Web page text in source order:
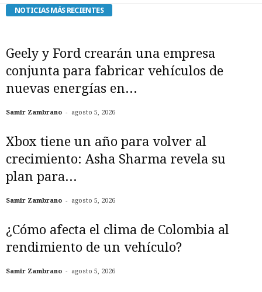
NOTICIAS MÁS RECIENTES
Geely y Ford crearán una empresa
conjunta para fabricar vehículos de
nuevas energías en...
Samir Zambrano - agosto 5, 2026
Xbox tiene un año para volver al
crecimiento: Asha Sharma revela su
plan para...
Samir Zambrano - agosto 5, 2026
¿Cómo afecta el clima de Colombia al
rendimiento de un vehículo?
Samir Zambrano - agosto 5, 2026